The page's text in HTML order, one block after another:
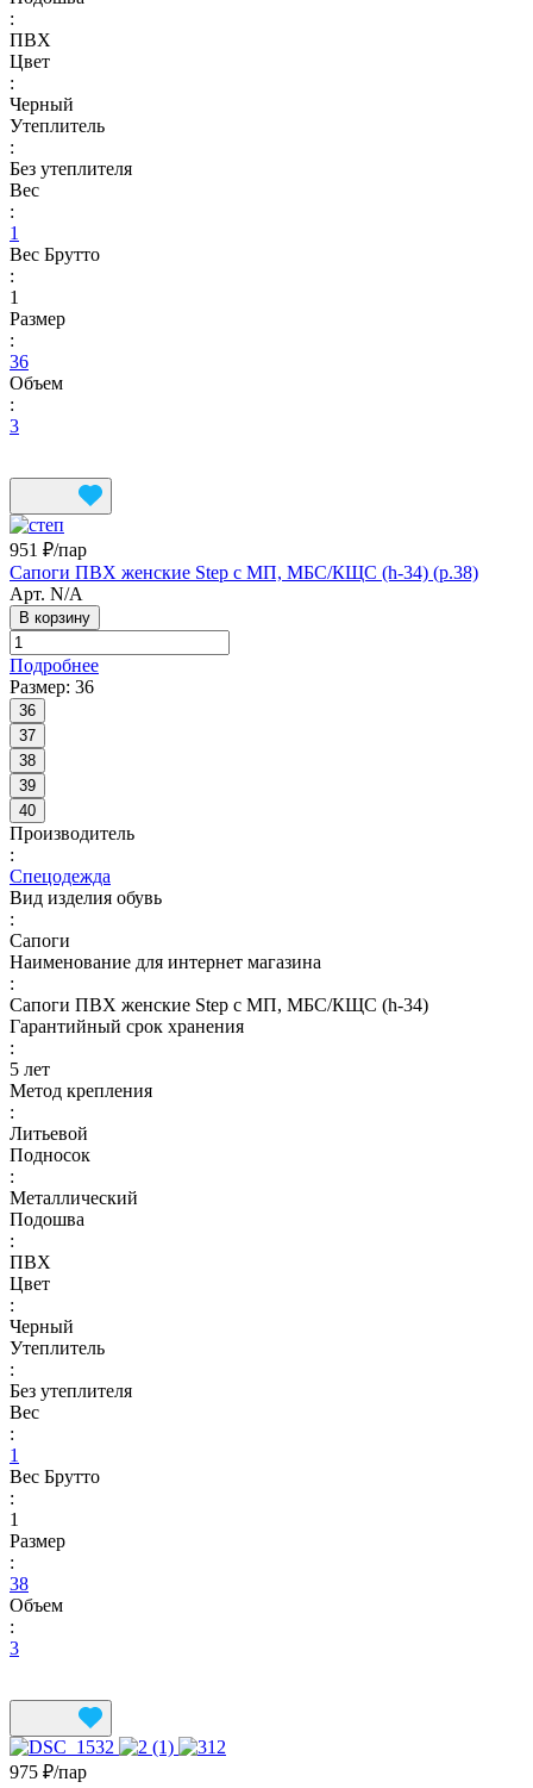
:
ПВХ
Цвет
:
Черный
Утеплитель
:
Без утеплителя
Вес
:
1
Вес Брутто
:
1
Размер
:
36
Объем
:
3
951 ₽/пар
Сапоги ПВХ женские Step с МП, МБС/КЩС (h-34) (р.38)
Арт. N/A
В корзину
Подробнее
Размер: 36
36
37
38
39
40
Производитель
:
Спецодежда
Вид изделия обувь
:
Сапоги
Наименование для интернет магазина
:
Сапоги ПВХ женские Step с МП, МБС/КЩС (h-34)
Гарантийный срок хранения
:
5 лет
Метод крепления
:
Литьевой
Подносок
:
Металлический
Подошва
:
ПВХ
Цвет
:
Черный
Утеплитель
:
Без утеплителя
Вес
:
1
Вес Брутто
:
1
Размер
:
38
Объем
:
3
975 ₽/пар